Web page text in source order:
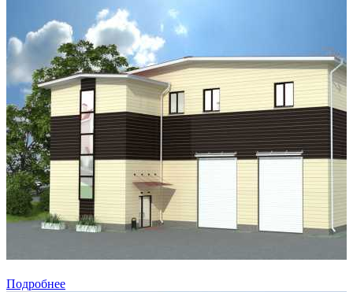
Подробнее